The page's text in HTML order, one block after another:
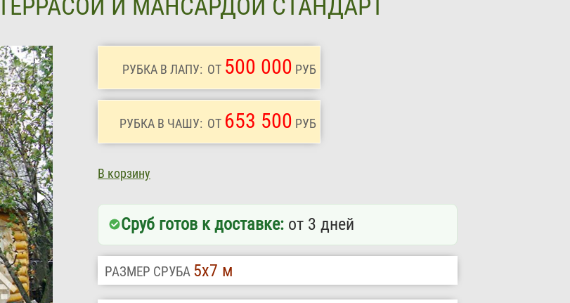
И МАНСАРДОЙ СТАНДАРТ
РУБКА В ЛАПУ: ОТ 500 000 РУБ
РУБКА В ЧАШУ: ОТ 653 500 РУБ
В корзину
Сруб готов к доставке: от 3 дней
РАЗМЕР СРУБА 5х7 м